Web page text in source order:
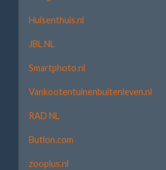
Huisenthuis.nl
JBL NL
Smartphoto.nl
Vankootentuinenbuitenleven.nl
RAD NL
Butlon.com
zooplus.nl